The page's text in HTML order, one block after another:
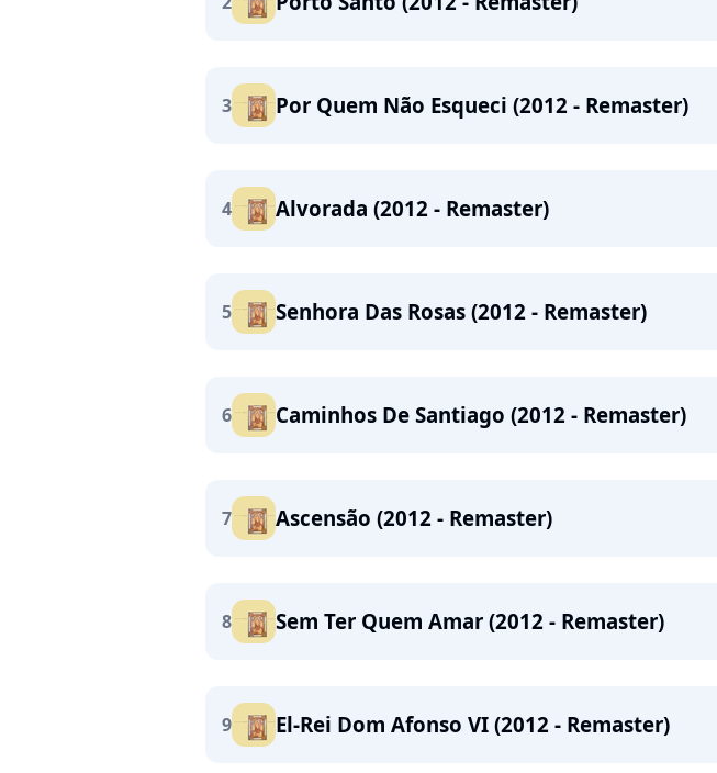
3 Por Quem Não Esqueci (2012 - Remaster)
4 Alvorada (2012 - Remaster)
5 Senhora Das Rosas (2012 - Remaster)
6 Caminhos De Santiago (2012 - Remaster)
7 Ascensão (2012 - Remaster)
8 Sem Ter Quem Amar (2012 - Remaster)
9 El-Rei Dom Afonso VI (2012 - Remaster)